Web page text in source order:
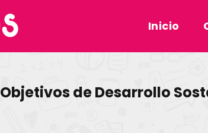
Inicio
Objetivos de Desarrollo